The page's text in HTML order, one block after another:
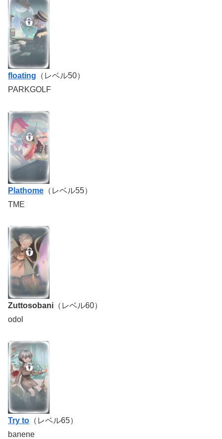
floating （レベル50）
PARKGOLF
Plathome （レベル55）
TME
Zuttosobani （レベル60）
odol
Try to （レベル65）
banene